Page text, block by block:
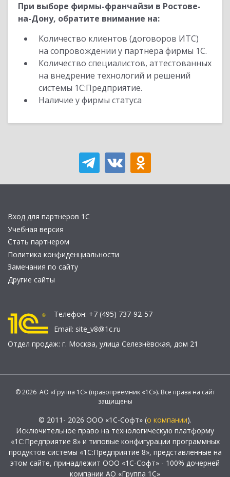
При выборе фирмы-франчайзи в Ростове-
на-Дону, обратите внимание на:
Количество клиентов (договоров ИТС)
на сопровождении у партнера фирмы 1С.
Количество специалистов, аттестованных
на внедрение технологий и решений
системы 1С:Предприятие.
Наличие у фирмы статуса
Вход для партнеров 1С
Учебная версия
Стать партнером
Политика конфиденциальности
Замечания по сайту
Другие сайты
Телефон: +7 (495) 737-92-57
Email: site_v8@1c.ru
Отдел продаж: г. Москва, улица Селезнёвская, дом 21
© 2026 АО «Группа 1С» (правопреемник «1С»). Все права на сайт
защищены
© 2011- 2026 ООО «1С-Софт» (о компании).
Исключительное право на технологическую платформу
«1С:Предприятие 8» и типовые конфигурации программных
продуктов системы «1С:Предприятие 8», представленные на
этом сайте, принадлежит ООО «1С-Софт» - 100% дочерней
компании АО «Группа 1С»